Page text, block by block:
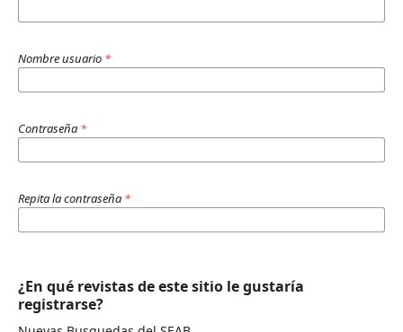
Nombre usuario *
Contraseña *
Repita la contraseña *
¿En qué revistas de este sitio le gustaría
registrarse?